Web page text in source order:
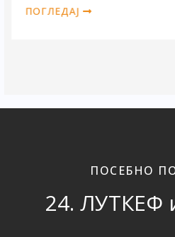
ПОСЕБНО
24. ЛУТКЕФ